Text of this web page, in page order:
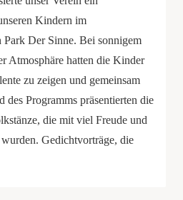
Kindern im
Park Der Sinne. Bei sonnigem
Atmosphäre hatten die Kinder
zu zeigen und gemeinsam
des Programms präsentierten die
die mit viel Freude und
Gedichtvorträge, die